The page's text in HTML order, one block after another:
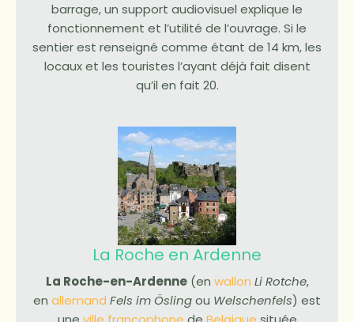
barrage, un support audiovisuel explique le
fonctionnement et l’utilité de l’ouvrage. Si le
sentier est renseigné comme étant de 14 km, les
locaux et les touristes l’ayant déjà fait disent
qu’il en fait 20.
La Roche en Ardenne
La Roche-en-Ardenne(en wallon Li Rotche,
en allemand Fels im Öslingou Welschenfels) est